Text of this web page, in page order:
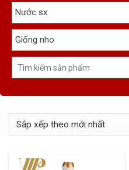
Nước sx
Giống nho